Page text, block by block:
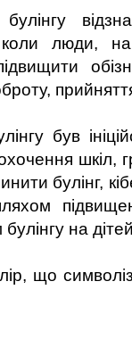
булінгу
люди,
був
шкіл,
булінг,
на дітей
що